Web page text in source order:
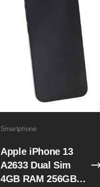
Smartphone
Apple iPhone 13
A2633 Dual Sim
4GB RAM 256GB